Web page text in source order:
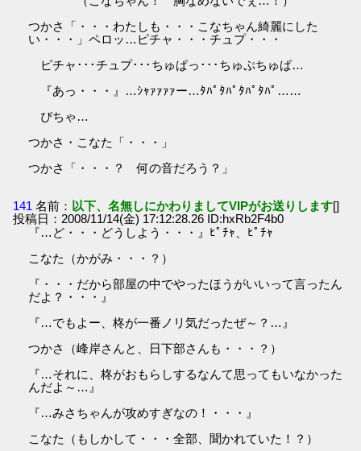
つかさ「・・・わたしも・・・こなちゃん綺麗にした
い・・・」ペロッ…ピチャ・・・チュプ・・・
ピチャ･･･チュプ･･･ちゅぱっ･･･ちゅぷちゅぱ…
『あっ・・・』…ｼｬｧｧｧｧー…ﾀﾊﾟﾀﾊﾟﾀﾊﾟﾀﾊﾟ……
ぴちゃ…
つかさ・こなた「・・・」
つかさ「・・・？ 何の音だろう？」
141 名前： 以下、名無しにかわりましてVIPがお送りします[]
投稿日：2008/11/14(金) 17:12:28.26 ID:hxRb2F4b0
『…ど・・・どうしよう・・・』ﾋﾟﾁｬ、ﾋﾟﾁｬ
こなた（かがみ・・・？）
『・・・だから部屋の中でやったほうがいいって言ったん
だよ？・・・』
『…でもよー、柊が一番ノリ気だったぜ～？…』
つかさ（峰岸さんと、日下部さんも・・・？）
『…それに、柊がおもらしするなんて思ってもいなかった
んだよ～…』
『…みさちゃんが攻めすぎなの！・・・』
こなた（もしかして・・・全部、聞かれていた！？）